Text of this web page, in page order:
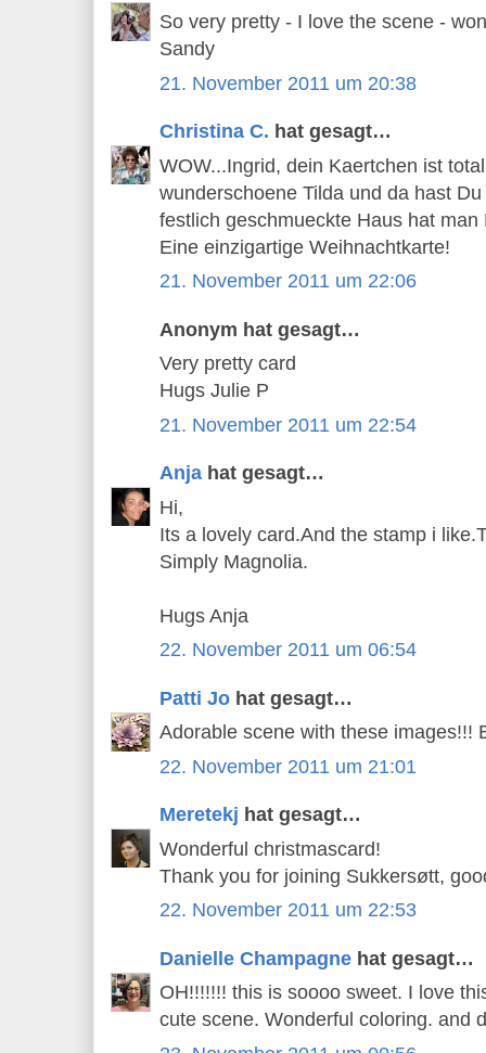
So very pretty - I love the scene -
Sandy
21. November 2011 um 20:38
Christina C. hat gesagt…
WOW...Ingrid, dein Kaertchen ist
wunderschoene Tilda und da hast
festlich geschmueckte Haus hat man
Eine einzigartige Weihnachtkarte!
21. November 2011 um 22:06
Anonym hat gesagt…
Very pretty card
Hugs Julie P
21. November 2011 um 22:54
Anja hat gesagt…
Hi,
Its a lovely card.And the stamp i
Simply Magnolia.
Hugs Anja
22. November 2011 um 06:54
Patti Jo hat gesagt…
Adorable scene with these images!!!
22. November 2011 um 21:01
Meretekj hat gesagt…
Wonderful christmascard!
Thank you for joining Sukkersøtt,
22. November 2011 um 22:53
Danielle Champagne hat gesagt…
OH!!!!!!! this is soooo sweet. I love
cute scene. Wonderful coloring. and